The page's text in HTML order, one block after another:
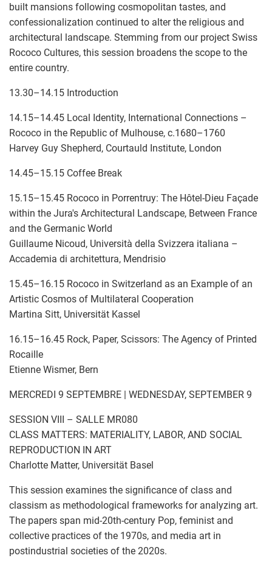
built mansions following cosmopolitan tastes, and
confessionalization continued to alter the religious and
architectural landscape. Stemming from our project Swiss
Rococo Cultures, this session broadens the scope to the
entire country.
13.30–14.15 Introduction
14.15–14.45 Local Identity, International Connections –
Rococo in the Republic of Mulhouse, c.1680–1760
Harvey Guy Shepherd, Courtauld Institute, London
14.45–15.15 Coffee Break
15.15–15.45 Rococo in Porrentruy: The Hôtel-Dieu Façade
within the Jura's Architectural Landscape, Between France
and the Germanic World
Guillaume Nicoud, Università della Svizzera italiana –
Accademia di architettura, Mendrisio
15.45–16.15 Rococo in Switzerland as an Example of an
Artistic Cosmos of Multilateral Cooperation
Martina Sitt, Universität Kassel
16.15–16.45 Rock, Paper, Scissors: The Agency of Printed
Rocaille
Etienne Wismer, Bern
MERCREDI 9 SEPTEMBRE | WEDNESDAY, SEPTEMBER 9
SESSION VIII – SALLE MR080
CLASS MATTERS: MATERIALITY, LABOR, AND SOCIAL
REPRODUCTION IN ART
Charlotte Matter, Universität Basel
This session examines the significance of class and
classism as methodological frameworks for analyzing art.
The papers span mid-20th-century Pop, feminist and
collective practices of the 1970s, and media art in
postindustrial societies of the 2020s.